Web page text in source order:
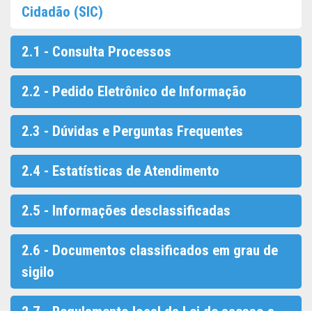
Cidadão (SIC)
2.1 - Consulta Processos
2.2 - Pedido Eletrônico de Informação
2.3 - Dúvidas e Perguntas Frequentes
2.4 - Estatísticas de Atendimento
2.5 - Informações desclassificadas
2.6 - Documentos classificados em grau de
sigilo